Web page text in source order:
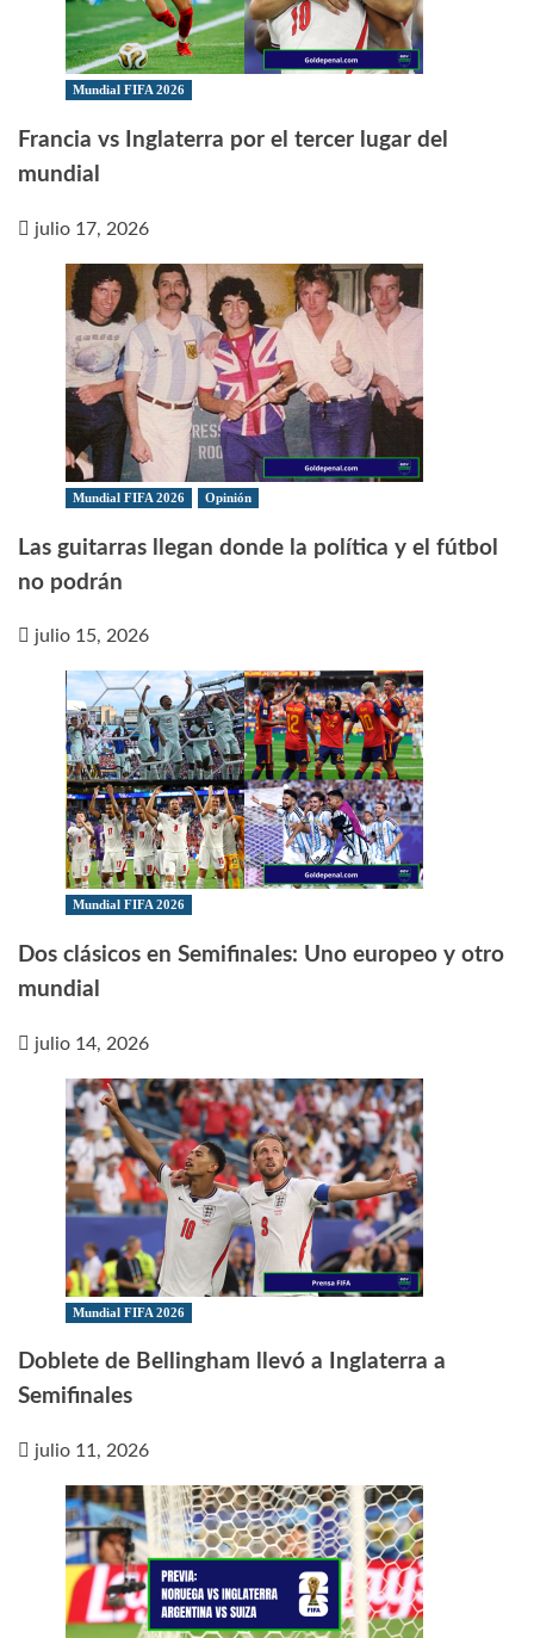
Mundial FIFA 2026
Francia vs Inglaterra por el tercer lugar del
mundial
julio 17, 2026
Mundial FIFA 2026 Opinión
Las guitarras llegan donde la política y el fútbol
no podrán
julio 15, 2026
Mundial FIFA 2026
Dos clásicos en Semifinales: Uno europeo y otro
mundial
julio 14, 2026
Mundial FIFA 2026
Doblete de Bellingham llevó a Inglaterra a
Semifinales
julio 11, 2026